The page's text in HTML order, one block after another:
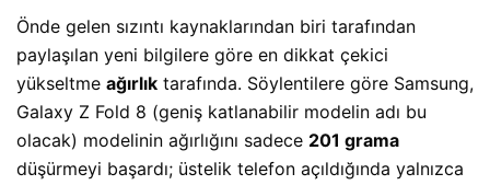
Önde gelen sızıntı kaynaklarından biri tarafından
paylaşılan yeni bilgilere göre en dikkat çekici
yükseltme ağırlık tarafında. Söylentilere göre Samsung,
Galaxy Z Fold 8 (geniş katlanabilir modelin adı bu
olacak) modelinin ağırlığını sadece 201 grama
düşürmeyi başardı; üstelik telefon açıldığında yalnızca